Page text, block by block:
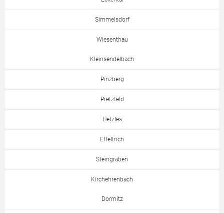
Simmelsdorf
Wiesenthau
Kleinsendelbach
Pinzberg
Pretzfeld
Hetzles
Effeltrich
Steingraben
Kirchehrenbach
Dormitz